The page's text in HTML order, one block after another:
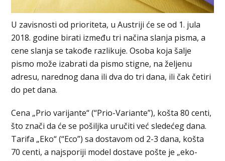
U zavisnosti od prioriteta, u Austriji će se od 1. jula
2018. godine birati između tri načina slanja pisma, a
cene slanja se takođe razlikuje. Osoba koja šalje
pismo može izabrati da pismo stigne, na željenu
adresu, narednog dana ili dva do tri dana, ili čak četiri
do pet dana.
Cena „Prio varijante“ (“Prio-Variante”), košta 80 centi,
što znači da će se pošiljka uručiti već sledećeg dana.
Tarifa „Eko“ (“Eco”) sa dostavom od 2-3 dana, košta
70 centi, a najsporiji model dostave pošte je „eko-